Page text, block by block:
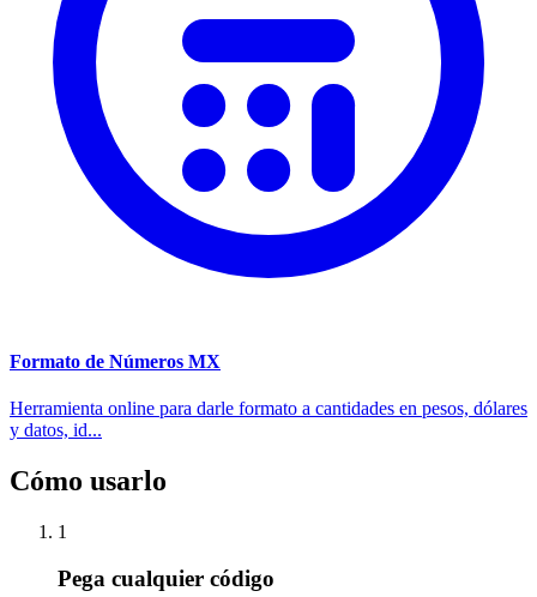
Formato de Números MX
Herramienta online para darle formato a cantidades en pesos, dólares
y datos, id...
Cómo usarlo
1
Pega cualquier código